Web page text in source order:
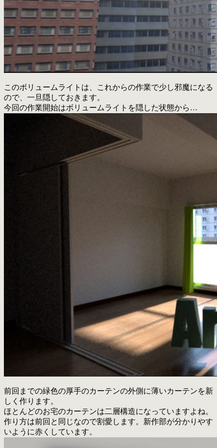
このボリュームライトは、これからの作業で少し邪魔になる
ので、一旦隠しておきます。
今回の作業開始はボリュームライトを隠した状態から…
前回までの緑色の厚手のカーテンの外側に薄いカーテンを新
しく作ります。
ほとんどのお宅のカーテンは二層構造になっていますよね。
作り方は前回と同じなので割愛します。新作部が分かりやす
いように赤くしています。